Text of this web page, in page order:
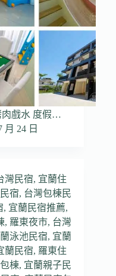
肉戲水 度假…
月 24 日
灣民宿, 宜蘭住
宿, 台灣包棟民
, 宜蘭民宿推薦,
, 羅東夜市, 台灣
泳池民宿, 宜蘭
蘭民宿, 羅東住
棟, 宜蘭親子民